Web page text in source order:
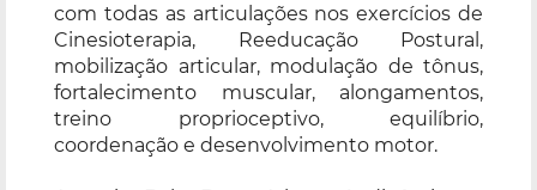
com todas as articulações nos exercícios de
Cinesioterapia, Reeducação Postural,
mobilização articular, modulação de tônus,
fortalecimento muscular, alongamentos,
treino proprioceptivo, equilíbrio,
coordenação e desenvolvimento motor.